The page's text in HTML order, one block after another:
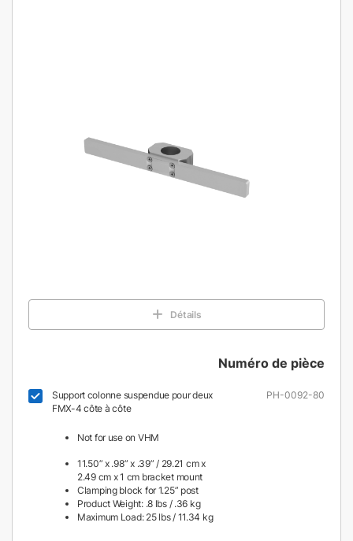
Détails
Numéro de pièce
Support colonne suspendue pour deux
FMX-4 côte à côte
Not for use on VHM
11.50” x .98” x .39” / 29.21 cm x
2.49 cm x 1 cm bracket mount
Clamping block for 1.25” post
Product Weight: .8 lbs / .36 kg
Maximum Load: 25 lbs / 11.34 kg
PH-0092-80